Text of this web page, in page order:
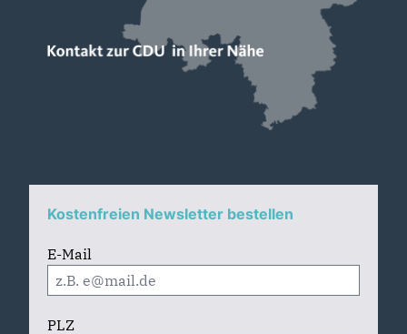
Kostenfreien Newsletter bestellen
E-Mail
PLZ